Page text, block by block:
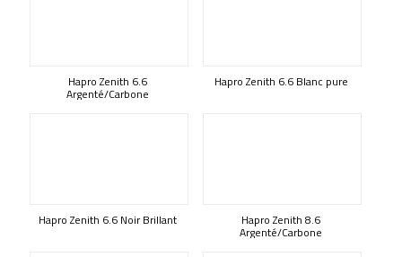
Hapro Zenith 6.6
Argenté/Carbone
Hapro Zenith 6.6 Blanc pure
Hapro Zenith 6.6 Noir Brillant Hapro Zenith 8.6
Argenté/Carbone